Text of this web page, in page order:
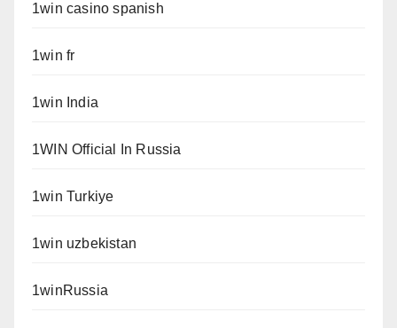
1win casino spanish
1win fr
1win India
1WIN Official In Russia
1win Turkiye
1win uzbekistan
1winRussia